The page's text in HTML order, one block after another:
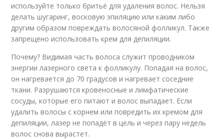
используйте только бритьё для удаления волос. Нельзя
делать шугаринг, восковую эпиляцию или каким либо
другим образом повреждать волосяной фолликул. Также
запрещено использовать крем для депиляции.
Почему? Видимая часть волоса служит проводником
энергии лазерного света к фолликулу. Попадая на волос,
он нагревается до 70 градусов и нагревает соседние
ткани. Разрушаются кровеносные и лимфатические
сосуды, которые его питают и волос выпадает. Если
удалить волосы с корнем или повредить их кремом для
депиляции, лазер не попадёт в цель и через пару недель
волос снова вырастет.